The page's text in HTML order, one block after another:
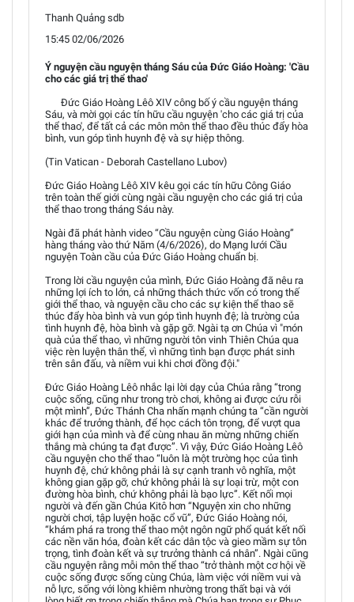
Thanh Quảng sdb
15:45 02/06/2026
Ý nguyện cầu nguyện tháng Sáu của Đức Giáo Hoàng: 'Cầu
cho các giá trị thể thao'
Đức Giáo Hoàng Lêô XIV công bố ý cầu nguyện tháng
Sáu, và mời gọi các tín hữu cầu nguyện 'cho các giá trị của
thể thao', để tất cả các môn môn thể thao đều thúc đẩy hòa
bình, vun góp tình huynh đệ và sự hiệp thông.
(Tin Vatican - Deborah Castellano Lubov)
Đức Giáo Hoàng Lêô XIV kêu gọi các tín hữu Công Giáo
trên toàn thế giới cùng ngài cầu nguyện cho các giá trị của
thể thao trong tháng Sáu này.
Ngài đã phát hành video “Cầu nguyện cùng Giáo Hoàng”
hàng tháng vào thứ Năm (4/6/2026), do Mạng lưới Cầu
nguyện Toàn cầu của Đức Giáo Hoàng chuẩn bị.
Trong lời cầu nguyện của mình, Đức Giáo Hoàng đã nêu ra
những lợi ích to lớn, cả những thách thức vốn có trong thế
giới thể thao, và nguyện cầu cho các sự kiện thể thao sẽ
thúc đẩy hòa bình và vun góp tình huynh đệ; là trường của
tình huynh đệ, hòa bình và gặp gỡ. Ngài tạ ơn Chúa vì "món
quà của thể thao, vì những người tôn vinh Thiên Chúa qua
việc rèn luyện thân thể, vì những tình bạn được phát sinh
trên sân đấu, và niềm vui khi chơi đồng đội."
Đức Giáo Hoàng Lêô nhắc lại lời dạy của Chúa rằng “trong
cuộc sống, cũng như trong trò chơi, không ai được cứu rỗi
một mình”, Đức Thánh Cha nhấn mạnh chúng ta “cần người
khác để trưởng thành, để học cách tôn trọng, để vượt qua
giới hạn của mình và để cùng nhau ăn mừng những chiến
thắng mà chúng ta đạt được”. Vì vậy, Đức Giáo Hoàng Lêô
cầu nguyện cho thể thao “luôn là một trường học của tình
huynh đệ, chứ không phải là sự cạnh tranh vô nghĩa, một
không gian gặp gỡ, chứ không phải là sự loại trừ, một con
đường hòa bình, chứ không phải là bạo lực”. Kết nối mọi
người và đến gần Chúa Kitô hơn “Nguyện xin cho những
người chơi, tập luyện hoặc cổ vũ”, Đức Giáo Hoàng nói,
“khám phá ra trong thể thao một ngôn ngữ phổ quát kết nối
các nền văn hóa, đoàn kết các dân tộc và gieo mầm sự tôn
trọng, tình đoàn kết và sự trưởng thành cá nhân”. Ngài cũng
cầu nguyện rằng mỗi môn thể thao “trở thành một cơ hội về
cuộc sống được sống cùng Chúa, làm việc với niềm vui và
nỗ lực, sống với lòng khiêm nhường trong thất bại và với